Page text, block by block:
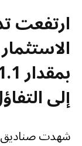
ارتفعت
إلى
شهدت صناديق